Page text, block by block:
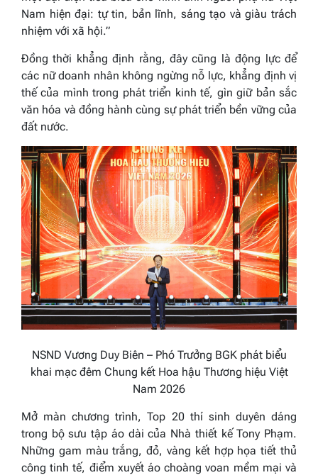
Nam hiện đại: tự tin, bản lĩnh, sáng tạo và giàu trách
nhiệm với xã hội.”
Đồng thời khẳng định rằng, đây cũng là động lực để
các nữ doanh nhân không ngừng nỗ lực, khẳng định vị
thế của mình trong phát triển kinh tế, gìn giữ bản sắc
văn hóa và đồng hành cùng sự phát triển bền vững của
đất nước.
NSND Vương Duy Biên – Phó Trưởng BGK phát biểu
khai mạc đêm Chung kết Hoa hậu Thương hiệu Việt
Nam 2026
Mở màn chương trình, Top 20 thí sinh duyên dáng
trong bộ sưu tập áo dài của Nhà thiết kế Tony Phạm.
Những gam màu trắng, đỏ, vàng kết hợp họa tiết thủ
công tinh tế, điểm xuyết áo choàng voan mềm mại và